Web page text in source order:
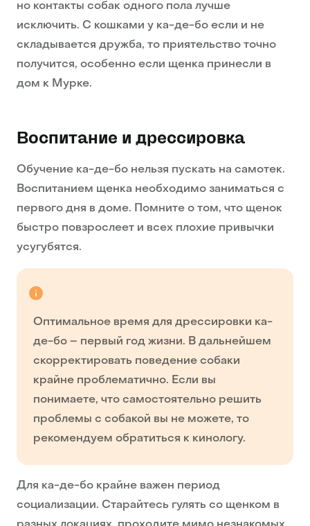
но контакты собак одного пола лучше
исключить. С кошками у ка-де-бо если и не
складывается дружба, то приятельство точно
получится, особенно если щенка принесли в
дом к Мурке.
Воспитание и дрессировка
Обучение ка-де-бо нельзя пускать на самотек.
Воспитанием щенка необходимо заниматься с
первого дня в доме. Помните о том, что щенок
быстро повзрослеет и всех плохие привычки
усугубятся.
Оптимальное время для дрессировки ка-
де-бо – первый год жизни. В дальнейшем
скорректировать поведение собаки
крайне проблематично. Если вы
понимаете, что самостоятельно решить
проблемы с собакой вы не можете, то
рекомендуем обратиться к кинологу.
Для ка-де-бо крайне важен период
социализации. Старайтесь гулять со щенком в